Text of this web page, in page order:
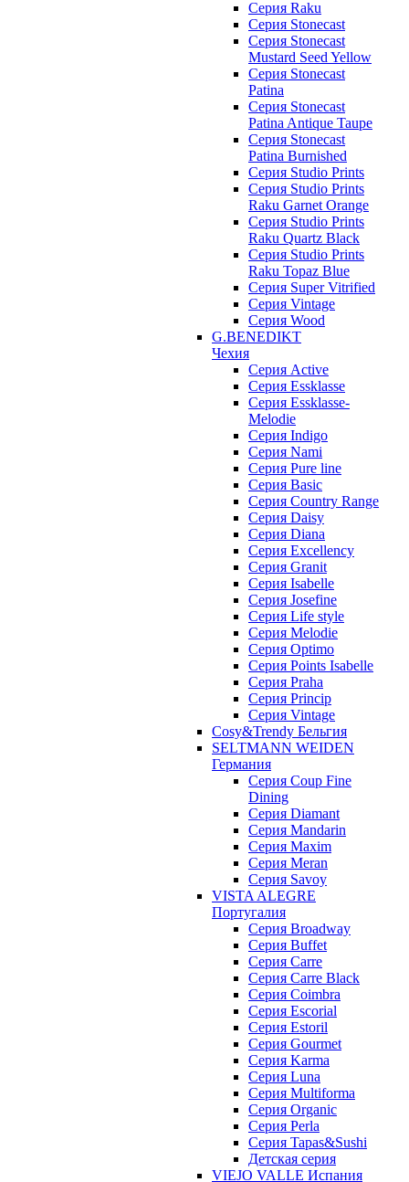
Серия Raku
Серия Stonecast
Серия Stonecast
Mustard Seed Yellow
Серия Stonecast
Patina
Серия Stonecast
Patina Antique Taupe
Серия Stonecast
Patina Burnished
Серия Studio Prints
Серия Studio Prints
Raku Garnet Orange
Серия Studio Prints
Raku Quartz Black
Серия Studio Prints
Raku Topaz Blue
Серия Super Vitrified
Серия Vintage
Серия Wood
G.BENEDIKT
Чехия
Cерия Active
Cерия Essklasse
Cерия Essklasse-
Melodie
Cерия Indigo
Cерия Nami
Cерия Pure line
Серия Basic
Серия Country Range
Серия Daisy
Серия Diana
Серия Excellency
Серия Granit
Серия Isabelle
Серия Josefine
Серия Life style
Серия Melodie
Серия Optimo
Серия Points Isabelle
Серия Praha
Серия Princip
Серия Vintage
Cosy&Trendy Бельгия
SELTMANN WEIDEN
Германия
Cерия Coup Fine
Dining
Cерия Diamant
Cерия Mandarin
Cерия Maxim
Серия Meran
Серия Savoy
VISTA ALEGRE
Португалия
Серия Broadway
Серия Buffet
Серия Carre
Серия Carre Black
Серия Coimbra
Серия Escorial
Серия Estoril
Серия Gourmet
Серия Karma
Серия Luna
Серия Multiforma
Серия Organic
Серия Perla
Серия Tapas&Sushi
Детская серия
VIEJO VALLE Испания